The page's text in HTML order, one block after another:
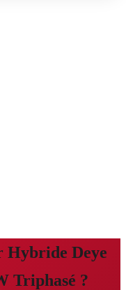
Hybride Deye
Triphasé ?